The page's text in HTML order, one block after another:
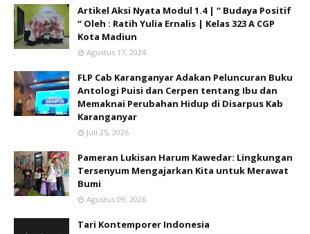
Artikel Aksi Nyata Modul 1.4 | “ Budaya Positif
“ Oleh : Ratih Yulia Ernalis | Kelas 323 A CGP
Kota Madiun
Agustus 17, 2024
FLP Cab Karanganyar Adakan Peluncuran Buku
Antologi Puisi dan Cerpen tentang Ibu dan
Memaknai Perubahan Hidup di Disarpus Kab
Karanganyar
Juli 25, 2026
Pameran Lukisan Harum Kawedar: Lingkungan
Tersenyum Mengajarkan Kita untuk Merawat
Bumi
Agustus 09, 2026
Tari Kontemporer Indonesia